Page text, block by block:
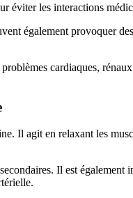
éviter les interactions
également provoquer
cardiaques,
Il agit en relaxant les
Il est